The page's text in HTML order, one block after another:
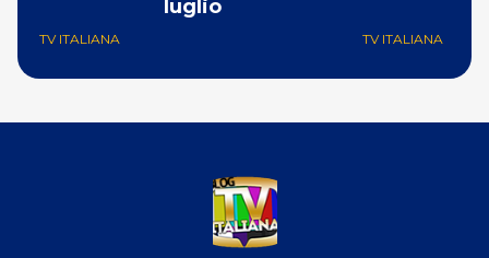
luglio
TV ITALIANA TV ITALIANA